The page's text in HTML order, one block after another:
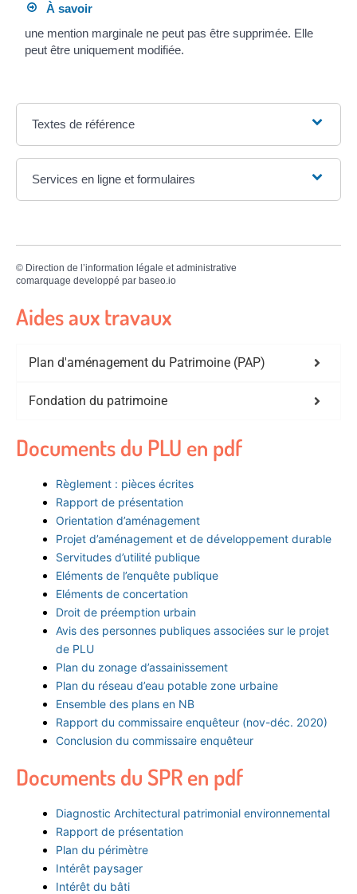
À savoir
une mention marginale ne peut pas être supprimée. Elle
peut être uniquement modifiée.
Textes de référence
Services en ligne et formulaires
© Direction de l’information légale et administrative
comarquage developpé par baseo.io
Aides aux travaux
Plan d'aménagement du Patrimoine (PAP)
Fondation du patrimoine
Documents du PLU en pdf
Règlement : pièces écrites
Rapport de présentation
Orientation d’aménagement
Projet d’aménagement et de développement durable
Servitudes d’utilité publique
Eléments de l’enquête publique
Eléments de concertation
Droit de préemption urbain
Avis des personnes publiques associées sur le projet
de PLU
Plan du zonage d’assainissement
Plan du réseau d’eau potable zone urbaine
Ensemble des plans en NB
Rapport du commissaire enquêteur (nov-déc. 2020)
Conclusion du commissaire enquêteur
Documents du SPR en pdf
Diagnostic Architectural patrimonial environnemental
Rapport de présentation
Plan du périmètre
Intérêt paysager
Intérêt du bâti